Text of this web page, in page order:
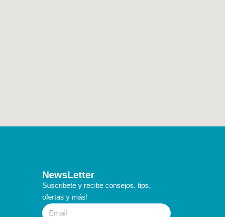
NewsLetter
Suscribete y recibe consejos, tips,
ofertas y más!